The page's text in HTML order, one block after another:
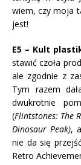
wiem, czy moja
jest!
E5 – Kult
stawić czoła
ale zgodnie z
Tym razem
dwukrotnie
(Flintstones: The
Dinosaur Peak),
nie da się
Retro